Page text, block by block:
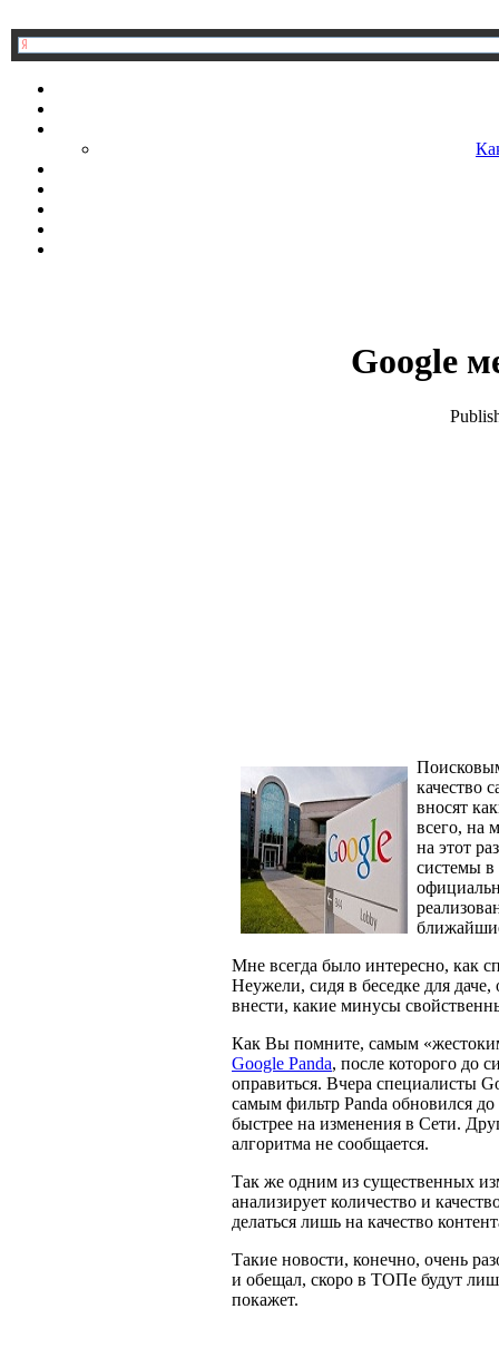
Google
качество
вносят
всего, на
на этот
системы
Мне всегда было интересно, как
Неужели, сидя в беседке для
внести, какие минусы
Как Вы помните, самым
Google Panda, после которого до
оправиться. Вчера специалисты
самым фильтр Panda обновился
быстрее на изменения в Сети.
алгоритма не сообщается.
Так же одним из существенных
анализирует количество и
делаться лишь на качество
Такие новости, конечно, очень
и обещал, скоро в ТОПе будут
покажет.